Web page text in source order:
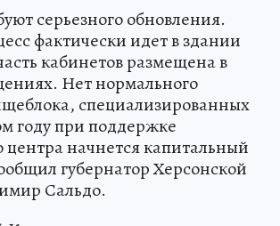
серьезного обновления.
фактически идет в здании
кабинетов размещена в
Нет нормального
специализированных
году при поддержке
центра начнется капитальный
губернатор Херсонской
Сальдо.